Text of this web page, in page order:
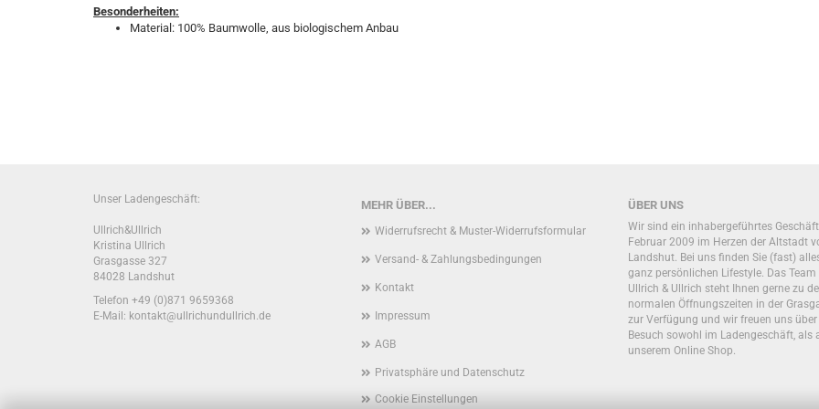
Besonderheiten:
Material: 100% Baumwolle, aus biologischem Anbau
MEHR ÜBER...
Widerrufsrecht & Muster-Widerrufsformular
Versand- & Zahlungsbedingungen
Kontakt
Impressum
AGB
Privatsphäre und Datenschutz
Cookie Einstellungen
ÜBER UNS
Wir sind ein inhabergeführtes
Februar 2009 im Herzen der Altstadt
Landshut. Bei uns finden Sie (fast)
ganz persönlichen Lifestyle. Das Team
Ullrich & Ullrich steht Ihnen gerne zu
normalen Öffnungszeiten in der
zur Verfügung und wir freuen uns über
Besuch sowohl im Ladengeschäft, als
unserem Online Shop.
Unser Ladengeschäft:
Ullrich&Ullrich
Kristina Ullrich
Grasgasse 327
84028 Landshut
Telefon +49 (0)871 9659368
E-Mail: kontakt@ullrichundullrich.de